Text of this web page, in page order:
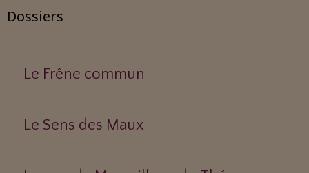
Dossiers
Le Frêne commun
Le Sens des Maux